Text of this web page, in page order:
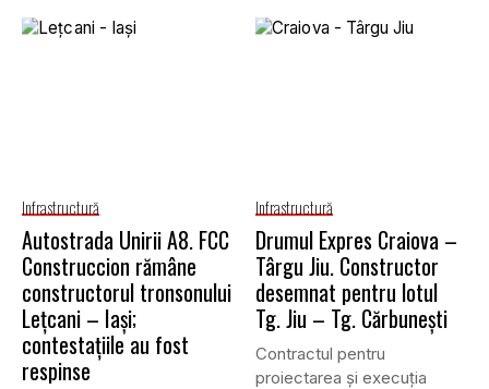
Infrastructură
Autostrada Unirii A8. FCC
Construccion rămâne
constructorul tronsonului
Lețcani – Iași;
contestațiile au fost
respinse
Infrastructură
Drumul Expres Craiova –
Târgu Jiu. Constructor
desemnat pentru lotul
Tg. Jiu – Tg. Cărbunești
Contractul pentru
proiectarea și execuția